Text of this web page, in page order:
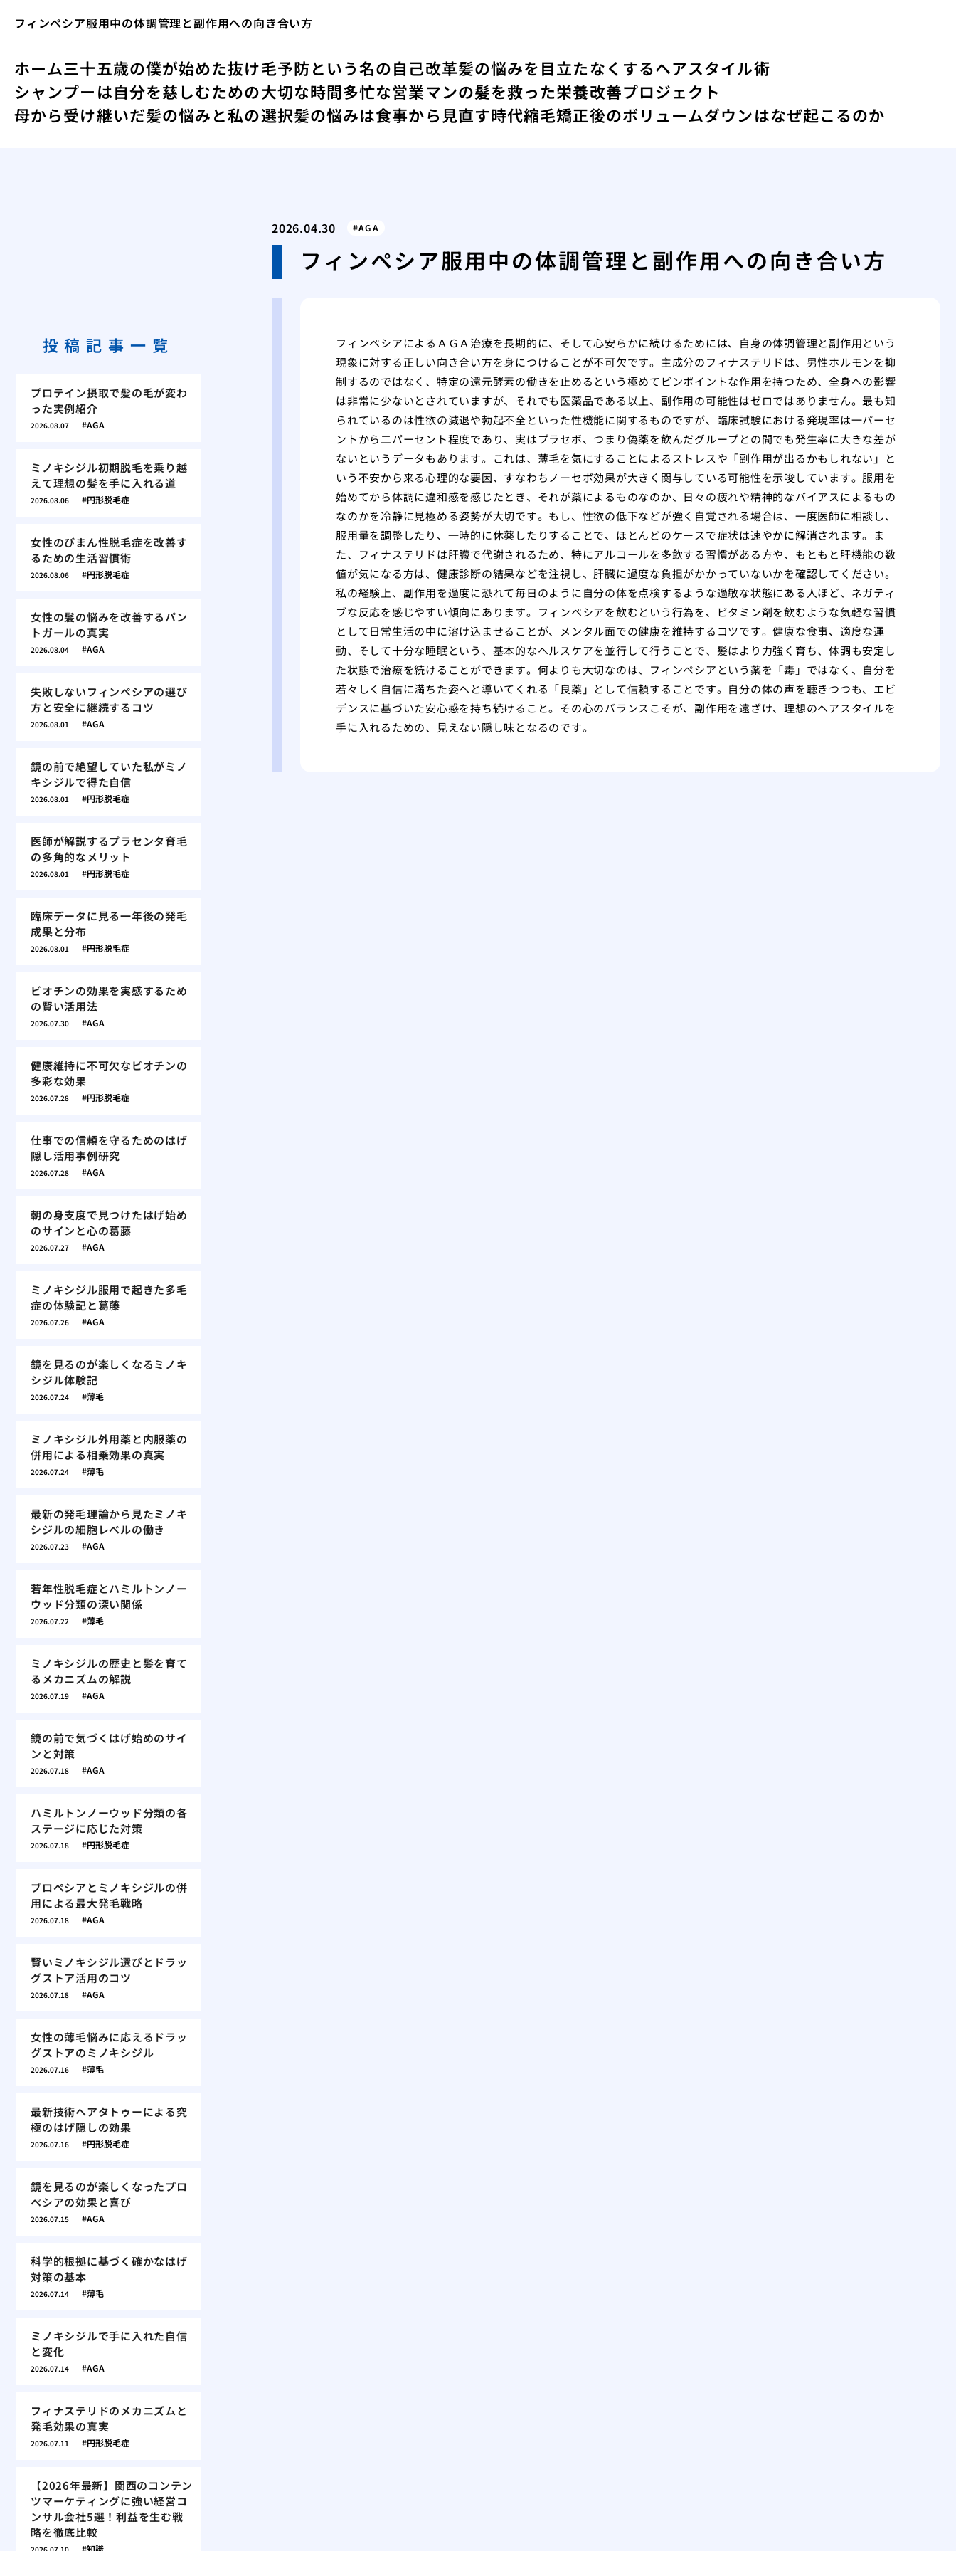
フィンペシア服用中の体調管理と副作用への向き合い方
ホーム三十五歳の僕が始めた抜け毛予防という名の自己改革髪の悩みを目立たなくするヘアスタイル術
シャンプーは自分を慈しむための大切な時間多忙な営業マンの髪を救った栄養改善プロジェクト
母から受け継いだ髪の悩みと私の選択髪の悩みは食事から見直す時代縮毛矯正後のボリュームダウンはなぜ起こるのか
2026.04.30 AGA
フィンペシア服用中の体調管理と副作用への向き合い方
フィンペシアによるＡＧＡ治療を長期的に、そして心安らかに続けるためには、自身の体調管理と副作用という
現象に対する正しい向き合い方を身につけることが不可欠です。主成分のフィナステリドは、男性ホルモンを抑
制するのではなく、特定の還元酵素の働きを止めるという極めてピンポイントな作用を持つため、全身への影響
は非常に少ないとされていますが、それでも医薬品である以上、副作用の可能性はゼロではありません。最も知
られているのは性欲の減退や勃起不全といった性機能に関するものですが、臨床試験における発現率は一パーセ
ントから二パーセント程度であり、実はプラセボ、つまり偽薬を飲んだグループとの間でも発生率に大きな差が
ないというデータもあります。これは、薄毛を気にすることによるストレスや「副作用が出るかもしれない」と
いう不安から来る心理的な要因、すなわちノーセボ効果が大きく関与している可能性を示唆しています。服用を
始めてから体調に違和感を感じたとき、それが薬によるものなのか、日々の疲れや精神的なバイアスによるもの
なのかを冷静に見極める姿勢が大切です。もし、性欲の低下などが強く自覚される場合は、一度医師に相談し、
服用量を調整したり、一時的に休薬したりすることで、ほとんどのケースで症状は速やかに解消されます。ま
た、フィナステリドは肝臓で代謝されるため、特にアルコールを多飲する習慣がある方や、もともと肝機能の数
値が気になる方は、健康診断の結果などを注視し、肝臓に過度な負担がかかっていないかを確認してください。
私の経験上、副作用を過度に恐れて毎日のように自分の体を点検するような過敏な状態にある人ほど、ネガティ
ブな反応を感じやすい傾向にあります。フィンペシアを飲むという行為を、ビタミン剤を飲むような気軽な習慣
として日常生活の中に溶け込ませることが、メンタル面での健康を維持するコツです。健康な食事、適度な運
動、そして十分な睡眠という、基本的なヘルスケアを並行して行うことで、髪はより力強く育ち、体調も安定し
た状態で治療を続けることができます。何よりも大切なのは、フィンペシアという薬を「毒」ではなく、自分を
若々しく自信に満ちた姿へと導いてくれる「良薬」として信頼することです。自分の体の声を聴きつつも、エビ
デンスに基づいた安心感を持ち続けること。その心のバランスこそが、副作用を遠ざけ、理想のヘアスタイルを
手に入れるための、見えない隠し味となるのです。
投稿記事一覧
プロテイン摂取で髪の毛が変わ
った実例紹介
2026.08.07 AGA
ミノキシジル初期脱毛を乗り越
えて理想の髪を手に入れる道
2026.08.06 円形脱毛症
女性のびまん性脱毛症を改善す
るための生活習慣術
2026.08.06 円形脱毛症
女性の髪の悩みを改善するパン
トガールの真実
2026.08.04 AGA
失敗しないフィンペシアの選び
方と安全に継続するコツ
2026.08.01 AGA
鏡の前で絶望していた私がミノ
キシジルで得た自信
2026.08.01 円形脱毛症
医師が解説するプラセンタ育毛
の多角的なメリット
2026.08.01 円形脱毛症
臨床データに見る一年後の発毛
成果と分布
2026.08.01 円形脱毛症
ビオチンの効果を実感するため
の賢い活用法
2026.07.30 AGA
健康維持に不可欠なビオチンの
多彩な効果
2026.07.28 円形脱毛症
仕事での信頼を守るためのはげ
隠し活用事例研究
2026.07.28 AGA
朝の身支度で見つけたはげ始め
のサインと心の葛藤
2026.07.27 AGA
ミノキシジル服用で起きた多毛
症の体験記と葛藤
2026.07.26 AGA
鏡を見るのが楽しくなるミノキ
シジル体験記
2026.07.24 薄毛
ミノキシジル外用薬と内服薬の
併用による相乗効果の真実
2026.07.24 薄毛
最新の発毛理論から見たミノキ
シジルの細胞レベルの働き
2026.07.23 AGA
若年性脱毛症とハミルトンノー
ウッド分類の深い関係
2026.07.22 薄毛
ミノキシジルの歴史と髪を育て
るメカニズムの解説
2026.07.19 AGA
鏡の前で気づくはげ始めのサイ
ンと対策
2026.07.18 AGA
ハミルトンノーウッド分類の各
ステージに応じた対策
2026.07.18 円形脱毛症
プロペシアとミノキシジルの併
用による最大発毛戦略
2026.07.18 AGA
賢いミノキシジル選びとドラッ
グストア活用のコツ
2026.07.18 AGA
女性の薄毛悩みに応えるドラッ
グストアのミノキシジル
2026.07.16 薄毛
最新技術ヘアタトゥーによる究
極のはげ隠しの効果
2026.07.16 円形脱毛症
鏡を見るのが楽しくなったプロ
ペシアの効果と喜び
2026.07.15 AGA
科学的根拠に基づく確かなはげ
対策の基本
2026.07.14 薄毛
ミノキシジルで手に入れた自信
と変化
2026.07.14 AGA
フィナステリドのメカニズムと
発毛効果の真実
2026.07.11 円形脱毛症
【2026年最新】関西のコンテン
ツマーケティングに強い経営コ
ンサル会社5選！利益を生む戦
略を徹底比較
2026.07.10 知識